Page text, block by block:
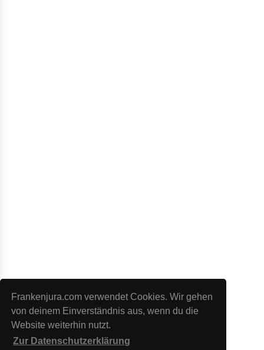
Frankenjura.com verwendet Cookies. Wir gehen
von deinem Einverständnis aus, wenn du die
Website weiterhin nutzt.
Zur Datenschutzerklärung